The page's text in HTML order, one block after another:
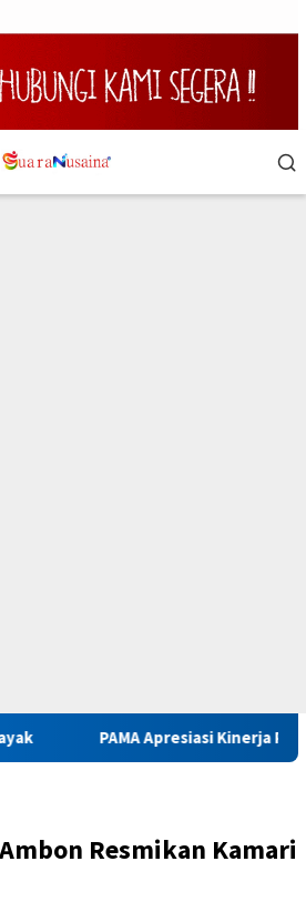
Apresiasi Kinerja Positif Kepala
Resmikan Kamari